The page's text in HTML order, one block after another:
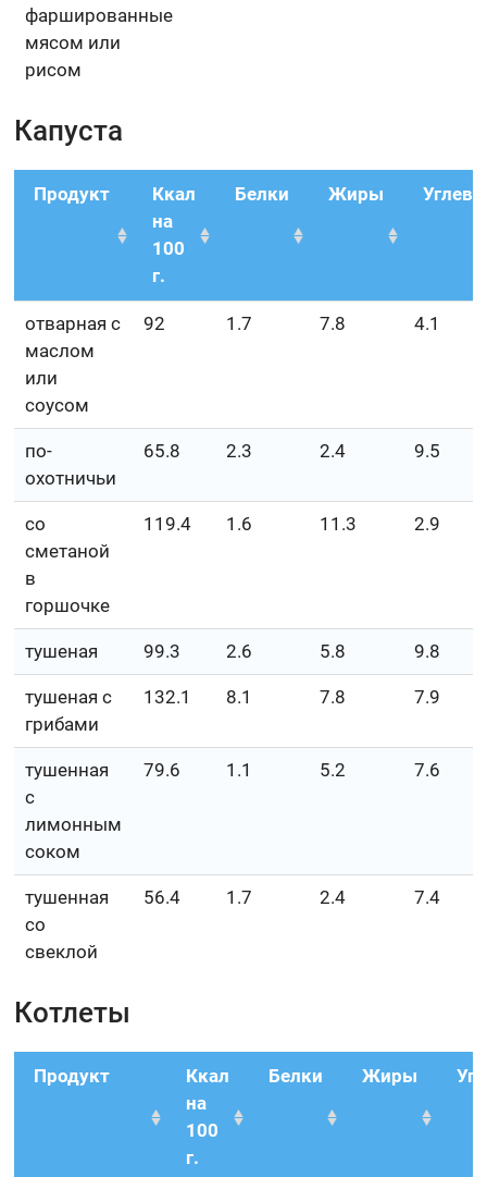
фаршированные
мясом или
рисом
Капуста
Продукт
Ккал
на
100
г.
Белки Жиры
отварная с
маслом
или
соусом
92 1.7 7.8 4.1
по-
охотничьи
65.8 2.3 2.4 9.5
со
сметаной
в
горшочке
119.4 1.6 11.3 2.9
тушеная 99.3 2.6 5.8 9.8
тушеная с
грибами
132.1 8.1 7.8 7.9
тушенная
с
лимонным
соком
79.6 1.1 5.2 7.6
тушенная
со
свеклой
56.4 1.7 2.4 7.4
Котлеты
Продукт
Ккал
на
100
г.
Белки Жиры